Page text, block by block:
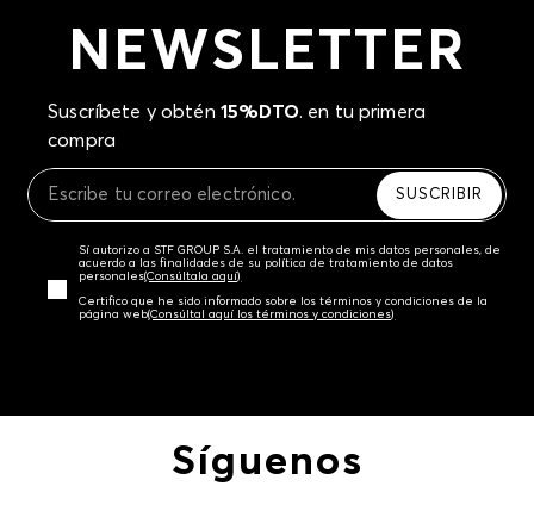
NEWSLETTER
Suscríbete y obtén 15%DTO. en tu primera
compra
SUSCRIBIR
Sí autorizo a STF GROUP S.A. el tratamiento de mis datos personales, de
acuerdo a las finalidades de su política de tratamiento de datos
personales‎(Consúltala aquí)
Certifico que he sido informado sobre los términos y condiciones de la
página web‎(Consúltal aquí los términos y condiciones)
Síguenos